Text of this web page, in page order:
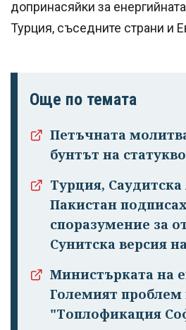
допринасяйки за
Турция, съседните страни и
Още по темата
Петъчната
бунтът на
Турция,
Пакистан
споразумение за
Сунитска версия
Министърката на
Големият проблем
"Топлофикация